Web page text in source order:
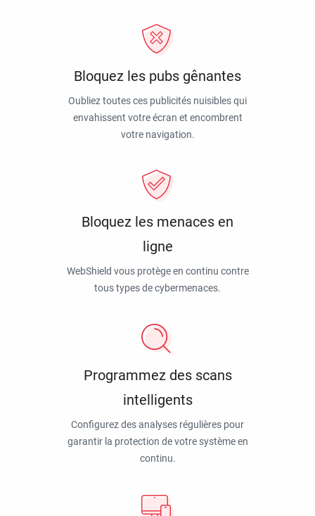
Bloquez les pubs gênantes
Oubliez toutes ces publicités nuisibles qui
envahissent votre écran et encombrent
votre navigation.
Bloquez les menaces en
ligne
WebShield vous protège en continu contre
tous types de cybermenaces.
Programmez des scans
intelligents
Configurez des analyses régulières pour
garantir la protection de votre système en
continu.